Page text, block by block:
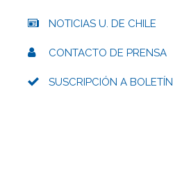
NOTICIAS U. DE CHILE
CONTACTO DE PRENSA
SUSCRIPCIÓN A BOLETÍN